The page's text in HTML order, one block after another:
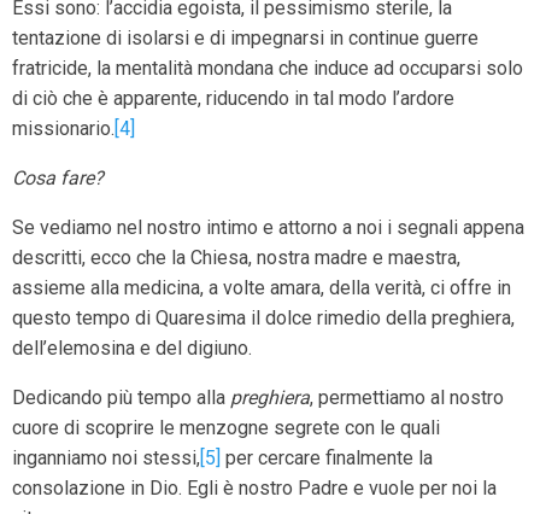
Essi sono: l’accidia egoista, il pessimismo sterile, la
tentazione di isolarsi e di impegnarsi in continue guerre
fratricide, la mentalità mondana che induce ad occuparsi solo
di ciò che è apparente, riducendo in tal modo l’ardore
missionario. [4]
Cosa fare?
Se vediamo nel nostro intimo e attorno a noi i segnali appena
descritti, ecco che la Chiesa, nostra madre e maestra,
assieme alla medicina, a volte amara, della verità, ci offre in
questo tempo di Quaresima il dolce rimedio della preghiera,
dell’elemosina e del digiuno.
Dedicando più tempo alla preghiera, permettiamo al nostro
cuore di scoprire le menzogne segrete con le quali
inganniamo noi stessi, [5] per cercare finalmente la
consolazione in Dio. Egli è nostro Padre e vuole per noi la